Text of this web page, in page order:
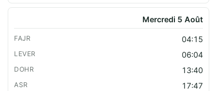
Mercredi 5 Août
04:15
06:04
13:40
17:47